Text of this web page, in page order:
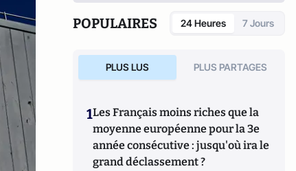
POPULAIRES 24 Heures 7 Jours
PLUS LUS PLUS PARTAGES
1Les Français moins riches que la
moyenne européenne pour la 3e
année consécutive : jusqu'où ira le
grand déclassement ?